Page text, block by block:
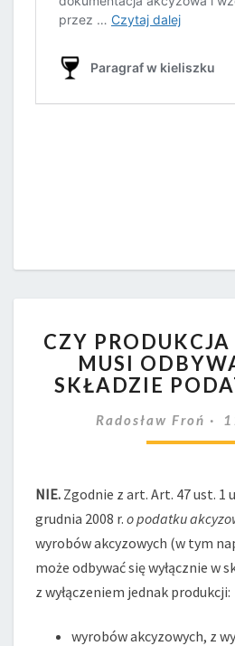
SIĘ
W
CZY
MUSI
SKŁADZIE
Radosław Froń
NIE. Zgodnie z art. Art. 47 ust. 1
grudnia 2008 r. o podatku
wyrobów akcyzowych (w tym
może odbywać się wyłącznie w
z wyłączeniem jednak produkcji:
wyrobów akcyzowych, z